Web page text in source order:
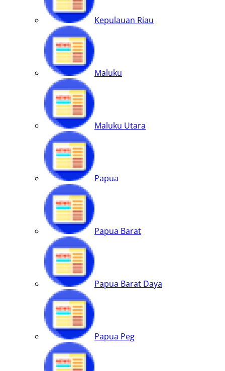
Kepulauan Riau
Maluku
Maluku Utara
Papua
Papua Barat
Papua Barat Daya
Papua Peg